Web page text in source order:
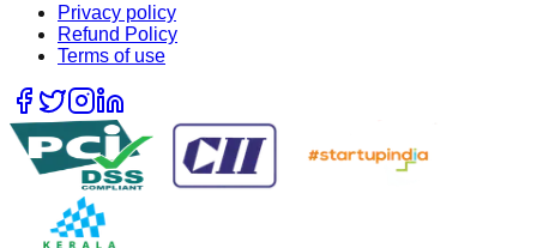
Privacy policy
Refund Policy
Terms of use